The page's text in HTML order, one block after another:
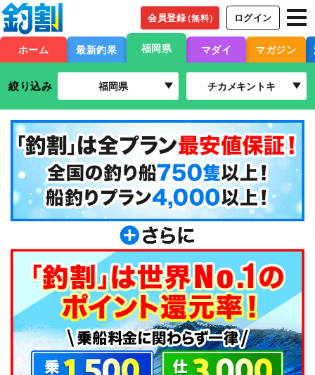
会員登録（無料） ログイン
ホーム 最新釣果 福岡県 マダイ マガジン
絞り込み 福岡県 チカメキントキ